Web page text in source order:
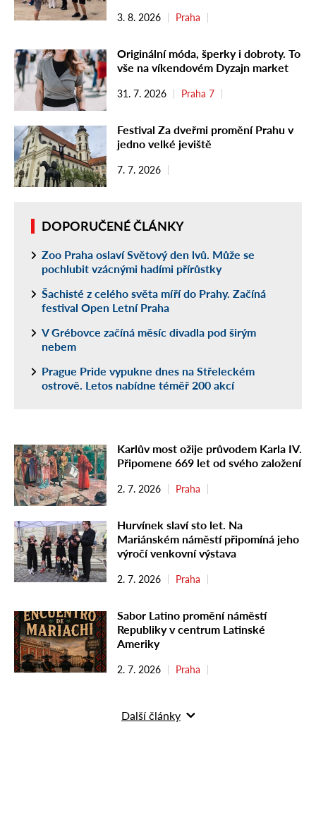
3. 8. 2026 Praha
Originální móda, šperky i dobroty. To
vše na víkendovém Dyzajn market
31. 7. 2026 Praha 7
Festival Za dveřmi promění Prahu v
jedno velké jeviště
7. 7. 2026
DOPORUČENÉ ČLÁNKY
Zoo Praha oslaví Světový den lvů. Může se
pochlubit vzácnými hadími přírůstky
Šachisté z celého světa míří do Prahy. Začíná
festival Open Letní Praha
V Grébovce začíná měsíc divadla pod širým
nebem
Prague Pride vypukne dnes na Střeleckém
ostrově. Letos nabídne téměř 200 akcí
Karlův most ožije průvodem Karla IV.
Připomene 669 let od svého založení
2. 7. 2026 Praha
Hurvínek slaví sto let. Na
Mariánském náměstí připomíná jeho
výročí venkovní výstava
2. 7. 2026 Praha
Sabor Latino promění náměstí
Republiky v centrum Latinské
Ameriky
2. 7. 2026 Praha
Další články